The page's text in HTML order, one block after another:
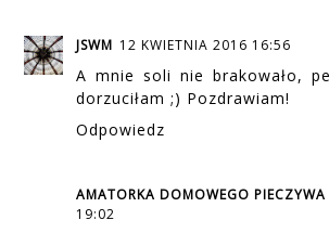
JSWM 12 KWIETNIA 2016 16:56
A mnie soli nie brakowało,
dorzuciłam ;) Pozdrawiam!
Odpowiedz
AMATORKA DOMOWEGO PIECZYWA
19:02